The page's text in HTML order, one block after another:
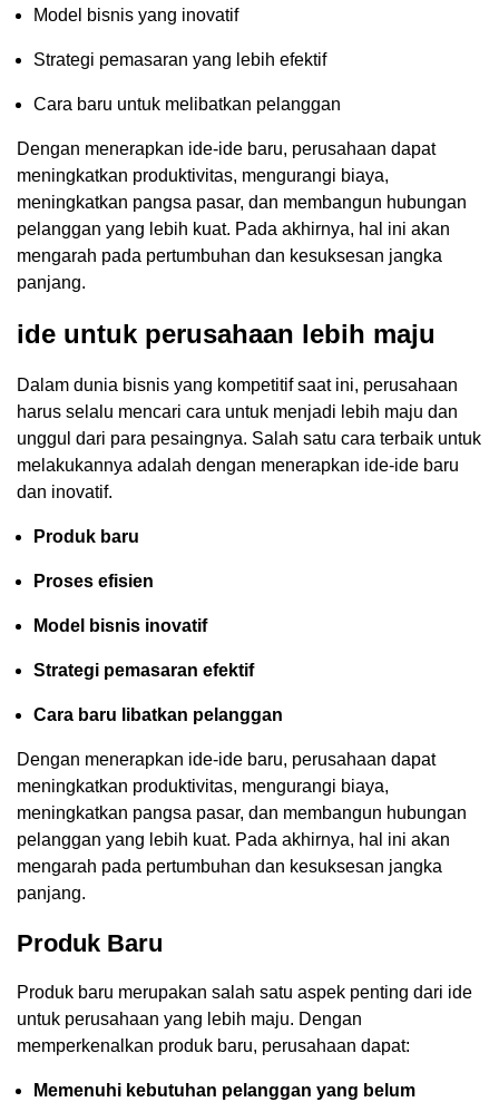
Model bisnis yang inovatif
Strategi pemasaran yang lebih efektif
Cara baru untuk melibatkan pelanggan
Dengan menerapkan ide-ide baru, perusahaan dapat
meningkatkan produktivitas, mengurangi biaya,
meningkatkan pangsa pasar, dan membangun hubungan
pelanggan yang lebih kuat. Pada akhirnya, hal ini akan
mengarah pada pertumbuhan dan kesuksesan jangka
panjang.
ide untuk perusahaan lebih maju
Dalam dunia bisnis yang kompetitif saat ini, perusahaan
harus selalu mencari cara untuk menjadi lebih maju dan
unggul dari para pesaingnya. Salah satu cara terbaik untuk
melakukannya adalah dengan menerapkan ide-ide baru
dan inovatif.
Produk baru
Proses efisien
Model bisnis inovatif
Strategi pemasaran efektif
Cara baru libatkan pelanggan
Dengan menerapkan ide-ide baru, perusahaan dapat
meningkatkan produktivitas, mengurangi biaya,
meningkatkan pangsa pasar, dan membangun hubungan
pelanggan yang lebih kuat. Pada akhirnya, hal ini akan
mengarah pada pertumbuhan dan kesuksesan jangka
panjang.
Produk Baru
Produk baru merupakan salah satu aspek penting dari ide
untuk perusahaan yang lebih maju. Dengan
memperkenalkan produk baru, perusahaan dapat:
Memenuhi kebutuhan pelanggan yang belum